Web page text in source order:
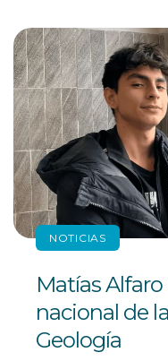
NOTICIAS
Matías
nacional de
Geología